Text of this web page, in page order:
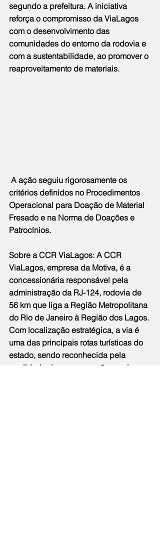
segundo a prefeitura. A iniciativa
reforça o compromisso da ViaLagos
com o desenvolvimento das
comunidades do entorno da rodovia e
com a sustentabilidade, ao promover o
reaproveitamento de materiais.
A ação seguiu rigorosamente os
critérios definidos no Procedimentos
Operacional para Doação de Material
Fresado e na Norma de Doações e
Patrocínios.
Sobre a CCR ViaLagos: A CCR
ViaLagos, empresa da Motiva, é a
concessionária responsável pela
administração da RJ-124, rodovia de
56 km que liga a Região Metropolitana
do Rio de Janeiro à Região dos Lagos.
Com localização estratégica, a via é
uma das principais rotas turísticas do
estado, sendo reconhecida pela
qualidade de sua operação e pelo